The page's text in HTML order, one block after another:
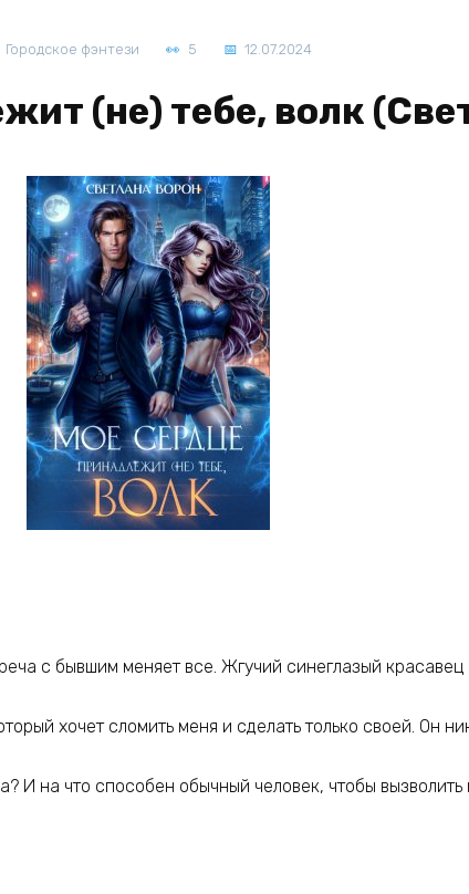
Городское фэнтези 5 12.07.2024
(не) тебе, волк
с бывшим меняет все. Жгучий синеглазый
хочет сломить меня и сделать только своей. Он
И на что способен обычный человек, чтобы